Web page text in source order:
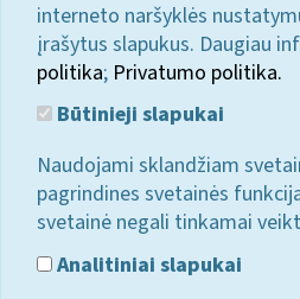
interneto naršyklės
įrašytus slapukus. Daugiau
politika; Privatumo politika.
Būtinieji slapukai
Naudojami sklandžiam
pagrindines svetainės
svetainė negali tinkamai
Analitiniai slapukai